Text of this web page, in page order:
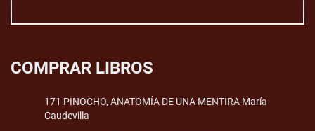
COMPRAR LIBROS
171 PINOCHO, ANATOMÍA DE UNA MENTIRA María
Caudevilla